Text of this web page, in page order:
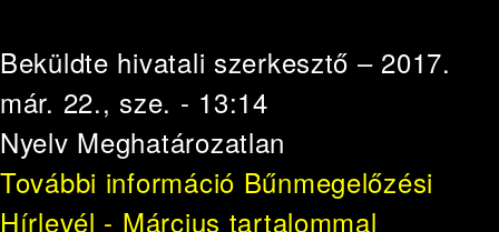
Beküldte hivatali szerkesztő – 2017.
már. 22., sze. - 13:14
Nyelv Meghatározatlan
További információ Bűnmegelőzési
Hírlevél - Március tartalommal